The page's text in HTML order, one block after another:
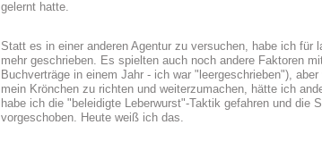
gelernt hatte.
Statt es in einer anderen Agentur zu versuchen, habe ich für
mehr geschrieben. Es spielten auch noch andere Faktoren
Buchverträge in einem Jahr - ich war "leergeschrieben"),
mein Krönchen zu richten und weiterzumachen, hätte ich
habe ich die "beleidigte Leberwurst"-Taktik gefahren und die
vorgeschoben. Heute weiß ich das.